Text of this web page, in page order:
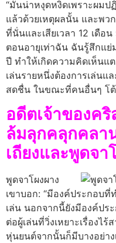
“มันน่าหงุดหงิดเพราะผมป
แล้วด้วยเหตุผลนั้น และพว
ที่นั่นและเสียเวลา 12 เดือ
ตอนอายุเท่าฉัน ฉันรู้สึกแย่
ปี ทำให้เกิดความคิดเห็นแ
เล่นรายหนึ่งต้องการเล่นแ
สดชื่น ในขณะที่คนอื่นๆ โ
อดีตเจ้าของค
ล้มลุกคลุกคลา
เถียงและพูดจา
พูดจาโผงผาง
เขาบอก: “มีองค์ประกอบที่
เล่น นอกจากนี้ยังมีองค์ปร
ต่อผู้เล่นที่วิ่งเหยาะเรื่องไ
หุ่นยนต์จากนั้นก็มีบางอย่า